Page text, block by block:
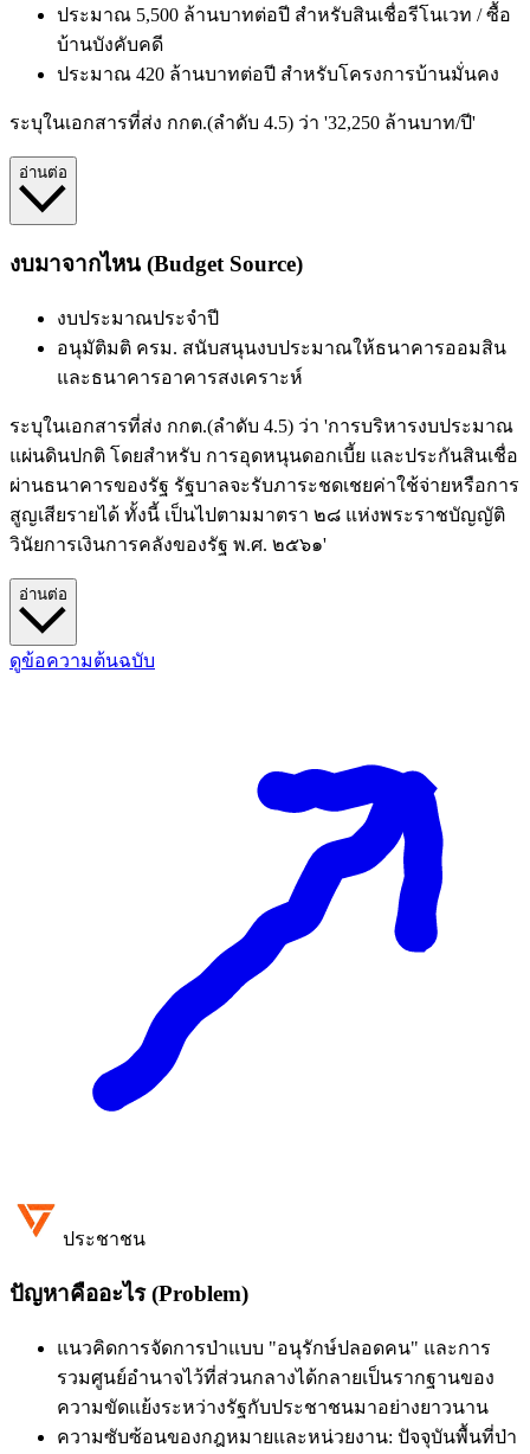
ประมาณ 5,500 ล้านบาทต่อปี สำหรับสินเชื่อรีโนเวท / ซื้อ
บ้านบังคับคดี
ประมาณ 420 ล้านบาทต่อปี สำหรับโครงการบ้านมั่นคง
ระบุในเอกสารที่ส่ง กกต.(ลำดับ 4.5) ว่า '32,250 ล้านบาท/ปี'
อ่านต่อ
งบมาจากไหน (Budget Source)
งบประมาณประจำปี
อนุมัติมติ ครม. สนับสนุนงบประมาณให้ธนาคารออมสิน
และธนาคารอาคารสงเคราะห์
ระบุในเอกสารที่ส่ง กกต.(ลำดับ 4.5) ว่า 'การบริหารงบประมาณ
แผ่นดินปกติ โดยสำหรับ การอุดหนุนดอกเบี้ย และประกันสินเชื่อ
ผ่านธนาคารของรัฐ รัฐบาลจะรับภาระชดเชยค่าใช้จ่ายหรือการ
สูญเสียรายได้ ทั้งนี้ เป็นไปตามมาตรา ๒๘ แห่งพระราชบัญญัติ
วินัยการเงินการคลังของรัฐ พ.ศ. ๒๕๖๑'
อ่านต่อ
ดูข้อความต้นฉบับ
ประชาชน
ปัญหาคืออะไร (Problem)
แนวคิดการจัดการป่าแบบ "อนุรักษ์ปลอดคน" และการ
รวมศูนย์อำนาจไว้ที่ส่วนกลางได้กลายเป็นรากฐานของ
ความขัดแย้งระหว่างรัฐกับประชาชนมาอย่างยาวนาน
ความซับซ้อนของกฎหมายและหน่วยงาน: ปัจจุบันพื้นที่ป่า